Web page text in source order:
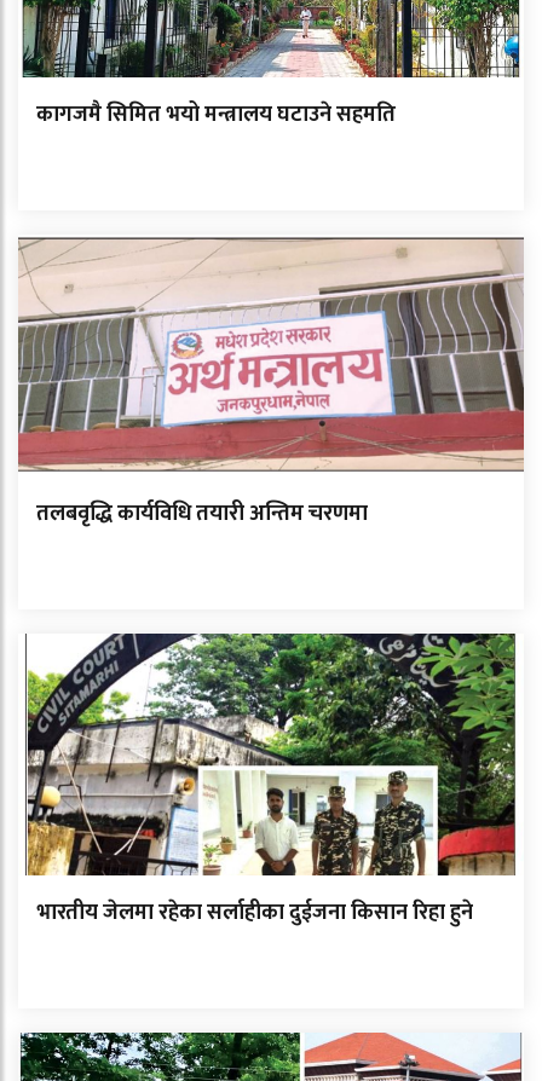
कागजमै सिमित भयो मन्त्रालय घटाउने सहमति
तलबवृद्धि कार्यविधि तयारी अन्तिम चरणमा
भारतीय जेलमा रहेका सर्लाहीका दुईजना किसान रिहा हुने